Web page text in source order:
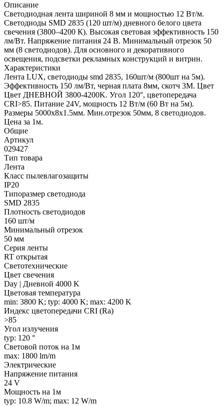
Описание
Светодиодная лента шириной 8 мм и мощностью 12 Вт/м.
Светодиоды SMD 2835 (120 шт/м) дневного белого цвета
свечения (3800–4200 К). Высокая световая эффективность 150
лм/Вт. Напряжение питания 24 В. Минимальный отрезок 50
мм (8 светодиодов). Для основного и декоративного
освещения, подсветки рекламных конструкций и витрин.
Характеристики
Лента LUX, светодиоды smd 2835, 160шт/м (800шт на 5м).
Эффективность 150 лм/Вт, черная плата 8мм, скотч 3М. Цвет
Цвет ДНЕВНОЙ 3800-4200K. Угол 120°, цветопередача
CRI>85. Питание 24V, мощность 12 Вт/м (60 Вт на 5м).
Размеры 5000х8х1.5мм. Мин.отрезок 50мм, 8 светодиодов.
Цена за 1м.
Общие
Артикул
029427
Тип товара
Лента
Класс пылевлагозащиты
IP20
Типоразмер светодиода
SMD 2835
Плотность светодиодов
160 шт/м
Минимальный отрезок
50 мм
Серия ленты
RT открытая
Светотехнические
Цвет свечения
Day | Дневной 4000 K
Цветовая температура
min: 3800 K; typ: 4000 K; max: 4200 K
Индекс цветопередачи CRI (Ra)
>85
Угол излучения
typ: 120 °
Световой поток на 1м
max: 1800 lm/m
Электрические
Напряжение питания
24 V
Мощность на 1м
typ: 10.8 W/m; max: 12 W/m